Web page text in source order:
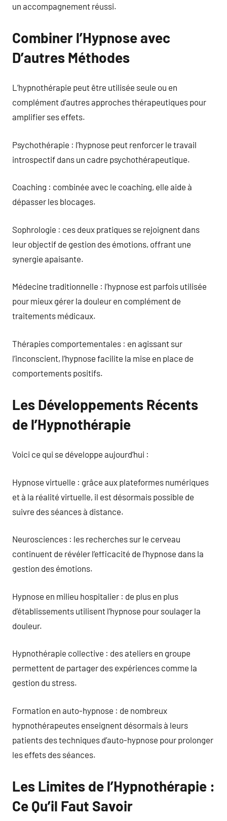
un accompagnement réussi.
Combiner l’Hypnose avec
D’autres Méthodes
L’hypnothérapie peut être utilisée seule ou en
complément d’autres approches thérapeutiques pour
amplifier ses effets.
Psychothérapie : l’hypnose peut renforcer le travail
introspectif dans un cadre psychothérapeutique.
Coaching : combinée avec le coaching, elle aide à
dépasser les blocages.
Sophrologie : ces deux pratiques se rejoignent dans
leur objectif de gestion des émotions, offrant une
synergie apaisante.
Médecine traditionnelle : l’hypnose est parfois utilisée
pour mieux gérer la douleur en complément de
traitements médicaux.
Thérapies comportementales : en agissant sur
l’inconscient, l’hypnose facilite la mise en place de
comportements positifs.
Les Développements Récents
de l’Hypnothérapie
Voici ce qui se développe aujourd’hui :
Hypnose virtuelle : grâce aux plateformes numériques
et à la réalité virtuelle, il est désormais possible de
suivre des séances à distance.
Neurosciences : les recherches sur le cerveau
continuent de révéler l’efficacité de l’hypnose dans la
gestion des émotions.
Hypnose en milieu hospitalier : de plus en plus
d’établissements utilisent l’hypnose pour soulager la
douleur.
Hypnothérapie collective : des ateliers en groupe
permettent de partager des expériences comme la
gestion du stress.
Formation en auto-hypnose : de nombreux
hypnothérapeutes enseignent désormais à leurs
patients des techniques d’auto-hypnose pour prolonger
les effets des séances.
Les Limites de l’Hypnothérapie :
Ce Qu’il Faut Savoir